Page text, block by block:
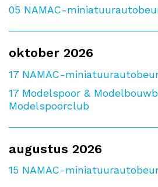
05 NAMAC-
oktober 2026
17 NAMAC-
17 Modelspoor &
Modelspoorclub
augustus 2026
15 NAMAC-